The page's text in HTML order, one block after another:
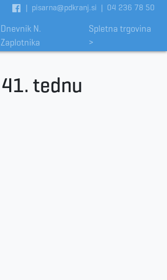
| pisarna@pdkranj.si | 04 236 78 50
Dnevnik N.
Zaplotnika
Spletna trgovina
>
tednu